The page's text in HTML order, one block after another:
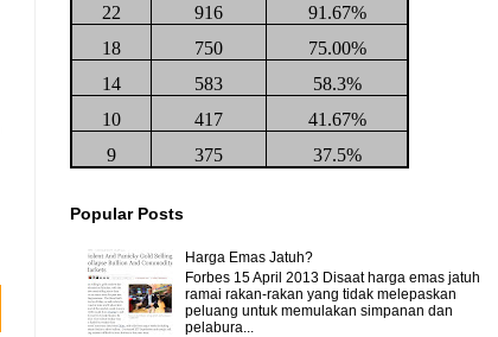
22
916
91.67%
18
750
75.00%
14
583
58.3%
10
417
41.67%
9
375 37.5%
Popular Posts
Harga Emas Jatuh?
Forbes 15 April 2013 Disaat harga emas jatuh
ramai rakan-rakan yang tidak melepaskan
peluang untuk memulakan simpanan dan
pelabura...